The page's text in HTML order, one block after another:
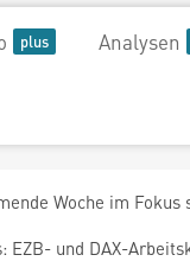
Analysen
Woche im Fokus
EZB- und DAX-